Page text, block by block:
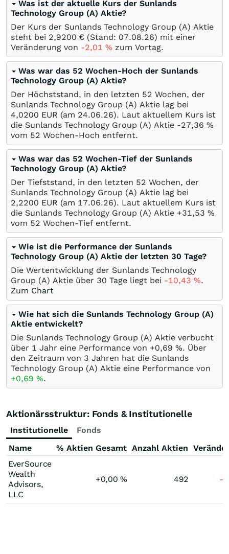
Was ist der aktuelle Kurs der Sunlands
Technology Group (A) Aktie?
Der Kurs der Sunlands Technology Group (A) Aktie
steht bei 2,9200 € (Stand: 07.08.26) mit einer
Veränderung von -2,01 % zum Vortag.
Was war das 52 Wochen-Hoch der Sunlands
Technology Group (A) Aktie?
Der Höchststand, in den letzten 52 Wochen, der
Sunlands Technology Group (A) Aktie lag bei
4,0200 EUR (am 24.06.26). Laut aktuellem Kurs ist
die Sunlands Technology Group (A) Aktie -27,36 %
vom 52 Wochen-Hoch entfernt.
Was war das 52 Wochen-Tief der Sunlands
Technology Group (A) Aktie?
Der Tiefststand, in den letzten 52 Wochen, der
Sunlands Technology Group (A) Aktie lag bei
2,2200 EUR (am 17.06.26). Laut aktuellem Kurs ist
die Sunlands Technology Group (A) Aktie +31,53 %
vom 52 Wochen-Tief entfernt.
Wie ist die Performance der Sunlands
Technology Group (A) Aktie der letzten 30 Tage?
Die Wertentwicklung der Sunlands Technology
Group (A) Aktie über 30 Tage liegt bei -10,43 %.
Zum Chart
Wie hat sich die Sunlands Technology Group (A)
Aktie entwickelt?
Die Sunlands Technology Group (A) Aktie verbucht
über 1 Jahr eine Performance von +0,69 %. Über
den Zeitraum von 3 Jahren hat die Sunlands
Technology Group (A) Aktie eine Performance von
+0,69 %.
Aktionärsstruktur: Fonds & Institutionelle
Institutionelle
Fonds
Name
% Aktien Gesamt Anzahl Aktien
EverSource
Wealth
Advisors,
LLC
+0,00% 492 -